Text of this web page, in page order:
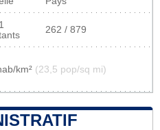
262 / 879
km² (23,5 pop/sq mi)